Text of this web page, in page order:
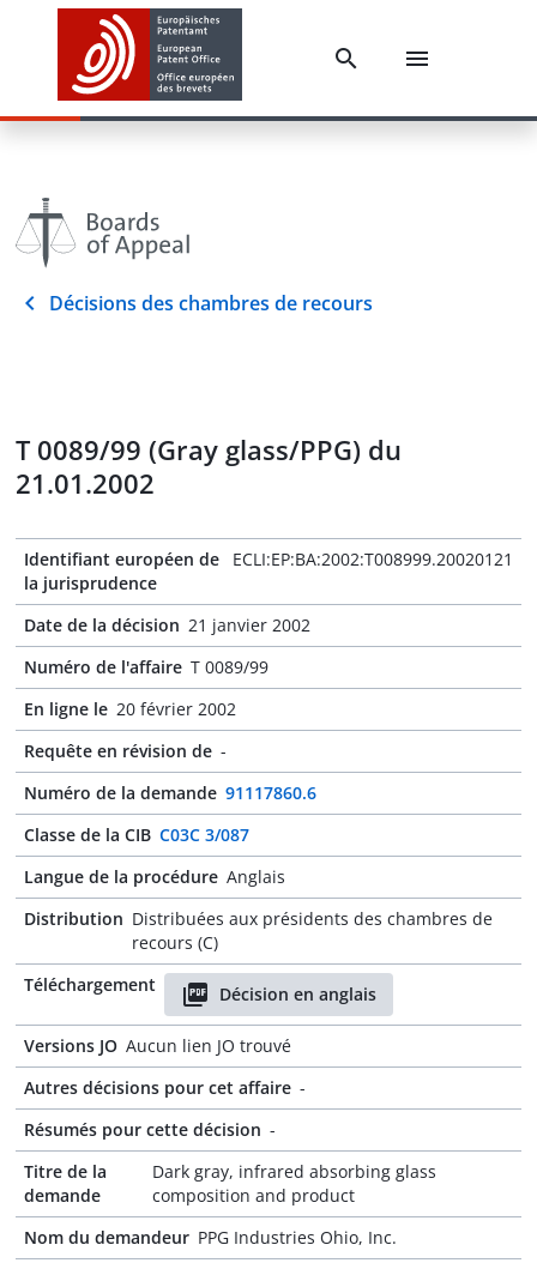
Décisions des chambres de recours
T 0089/99 (Gray glass/PPG) du
21.01.2002
Identifiant européen de
la jurisprudence
ECLI:EP:BA:2002:T008999.20020121
Date de la décision 21 janvier 2002
Numéro de l'affaire T 0089/99
En ligne le 20 février 2002
Requête en révision de -
Numéro de la demande 91117860.6
Classe de la CIB C03C 3/087
Langue de la procédure Anglais
Distribution Distribuées aux présidents des chambres de
recours (C)
Téléchargement
Décision en anglais
Versions JO Aucun lien JO trouvé
Autres décisions pour cet affaire -
Résumés pour cette décision -
Titre de la
demande
Dark gray, infrared absorbing glass
composition and product
Nom du demandeur PPG Industries Ohio, Inc.